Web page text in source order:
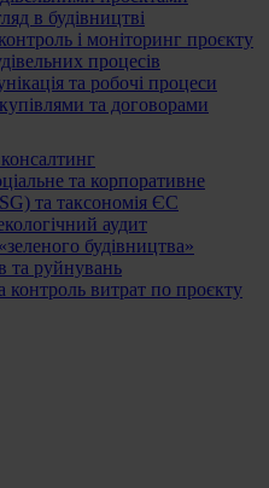
в будівництві
і моніторинг проєкту
процесів
та робочі процеси
та договорами
та корпоративне
та таксономія ЄС
аудит
будівництва»
та руйнувань
контроль витрат по проєкту